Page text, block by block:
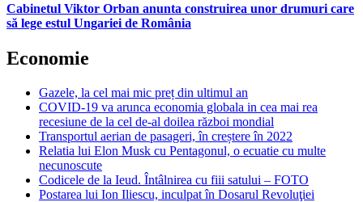
Cabinetul Viktor Orban anunta construirea unor drumuri care
să lege estul Ungariei de România
Economie
Gazele, la cel mai mic preț din ultimul an
COVID-19 va arunca economia globala in cea mai rea
recesiune de la cel de-al doilea război mondial
Transportul aerian de pasageri, în creștere în 2022
Relatia lui Elon Musk cu Pentagonul, o ecuatie cu multe
necunoscute
Codicele de la Ieud. Întâlnirea cu fiii satului – FOTO
Postarea lui Ion Iliescu, inculpat în Dosarul Revoluţiei